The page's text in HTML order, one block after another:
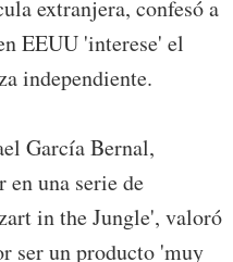
extranjera, confesó a
EEUU 'interese' el
independiente.
García Bernal,
una serie de
in the Jungle', valoró
ser un producto 'muy